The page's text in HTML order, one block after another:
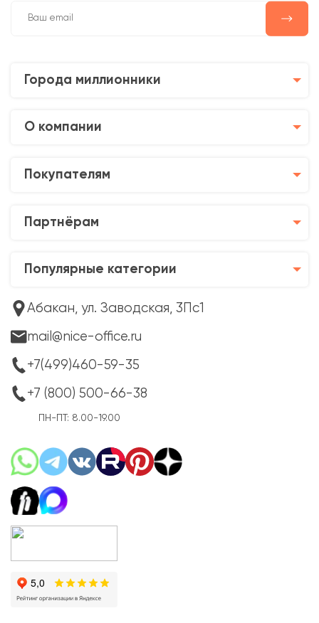
Города миллионники
О компании
Покупателям
Партнёрам
Популярные категории
Абакан, ул. Заводская, 3Пс1
mail@nice-office.ru
+7(499)460-59-35
+7 (800) 500-66-38
ПН-ПТ: 8.00-19.00